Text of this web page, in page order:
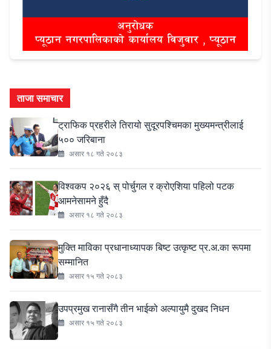
ताजा समाचार
ट्राफिक प्रहरीले तिरायो सुदूरपश्चिमका मुख्यमन्त्रीलाई
५०० जरिबाना
असार १८ गते २०८३
विश्वकप २०२६ स् पोर्चुगल र क्रोएशिया पहिलो पटक
आमनेसामने हुँदै
असार १८ गते २०८३
मुक्ति माविका प्रधानाध्यापक बिष्ट उत्कृष्ट प्र.अ.का रूपमा
सम्मानित
असार १५ गते २०८३
उपप्रमुख रानासँगै तीन भाईको अल्पायुमै दुखद निधन
असार १५ गते २०८३